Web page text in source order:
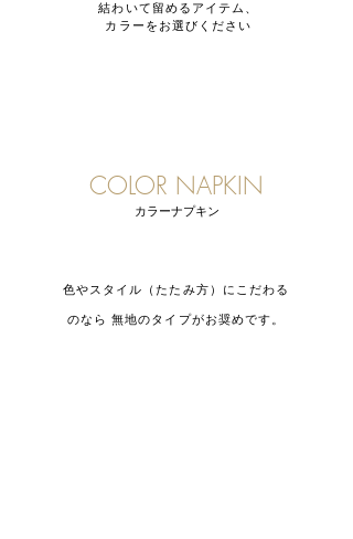
結わいて留めるアイテム、
カラーをお選びください
COLOR NAPKIN
カラーナプキン
色やスタイル（たたみ方）にこだわる
のなら 無地のタイプがお奨めです。